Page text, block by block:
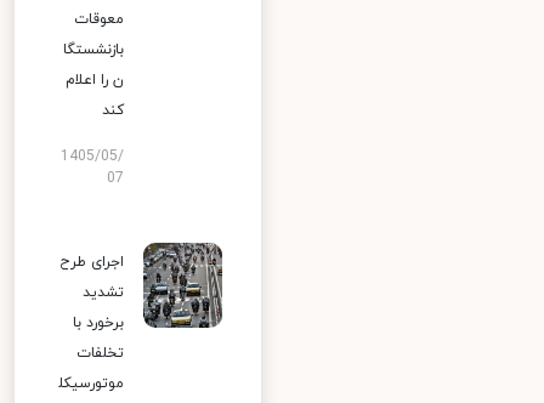
معوقات
بازنشستگا
ن را اعلام
کند
1405/05/
07
اجرای طرح
تشدید
برخورد با
تخلفات
موتورسیکل